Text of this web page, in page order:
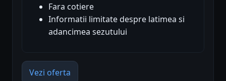
Fara cotiere
Informatii limitate despre latimea si
adancimea sezutului
Vezi oferta